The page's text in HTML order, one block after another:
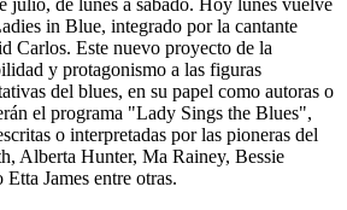
julio, de lunes a sábado. Hoy lunes vuelve
in Blue, integrado por la cantante
Carlos. Este nuevo proyecto de la
y protagonismo a las figuras
del blues, en su papel como autoras o
el programa "Lady Sings the Blues",
o interpretadas por las pioneras del
Alberta Hunter, Ma Rainey, Bessie
James entre otras.